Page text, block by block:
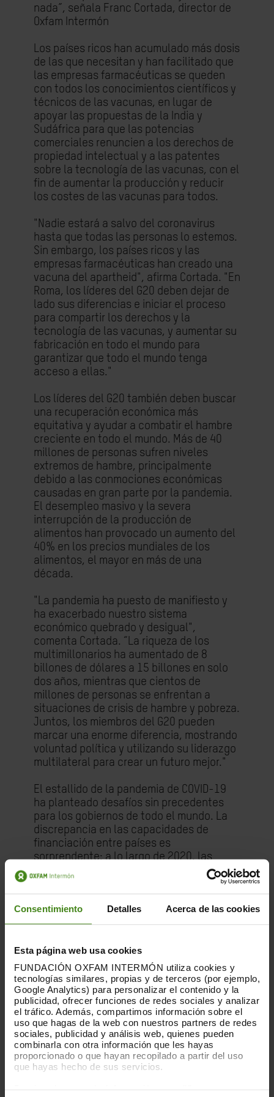
Consentimiento Detalles Acerca de las cookies
Esta página web usa cookies
FUNDACIÓN OXFAM INTERMÓN utiliza cookies y
tecnologías similares, propias y de terceros (por ejemplo,
Google Analytics) para personalizar el contenido y la
publicidad, ofrecer funciones de redes sociales y analizar
el tráfico. Además, compartimos información sobre el
uso que hagas de la web con nuestros partners de redes
sociales, publicidad y análisis web, quienes pueden
combinarla con otra información que les hayas
proporcionado o que hayan recopilado a partir del uso
que hayas hecho de sus servicios.
nada”, señala Franc Cortada, director de
Oxfam Intermón
Los países ricos han acumulado más dosis
de las que necesitan y han facilitado que
las empresas farmacéuticas se queden
con todos los conocimientos científicos y
técnicos de las vacunas, en lugar de
apoyar las propuestas de la India y
Sudáfrica para que las potencias
comerciales renuncien a los derechos de
propiedad intelectual y a las patentes
sobre la tecnología de las vacunas, con el
fin de aumentar la producción y reducir
los costes de las vacunas para todos.
"Nadie estará a salvo del coronavirus
hasta que todas las personas lo estemos.
Sin embargo, los países ricos y las
empresas farmacéuticas han creado una
vacuna del apartheid", afirma Cortada. "En
Roma, los líderes del G20 deben dejar de
lado sus diferencias e iniciar el proceso
para compartir los derechos y la
tecnología de las vacunas, y aumentar su
fabricación en todo el mundo para
garantizar que todo el mundo tenga
acceso a ellas."
Los líderes del G20 también deben buscar
una recuperación económica más
equitativa y ayudar a combatir el hambre
creciente en todo el mundo. Más de 40
millones de personas sufren niveles
extremos de hambre, principalmente
debido a las conmociones económicas
causadas en gran parte por la pandemia.
El desempleo masivo y la severa
interrupción de la producción de
alimentos han provocado un aumento del
40% en los precios mundiales de los
alimentos, el mayor en más de una
década.
"La pandemia ha puesto de manifiesto y
ha exacerbado nuestro sistema
económico quebrado y desigual",
comenta Cortada. “La riqueza de los
multimillonarios ha aumentado de 8
billones de dólares a 15 billones en solo
dos años, mientras que cientos de
millones de personas se enfrentan a
situaciones de crisis de hambre y pobreza.
Juntos, los miembros del G20 pueden
marcar una enorme diferencia, mostrando
voluntad política y utilizando su liderazgo
multilateral para crear un futuro mejor."
El estallido de la pandemia de COVID-19
ha planteado desafíos sin precedentes
para los gobiernos de todo el mundo. La
discrepancia en las capacidades de
financiación entre países es
sorprendente: a lo largo de 2020, las
economías avanzadas gastaron alrededor
del 20% de su PIB combinado para apoyar
a su población, mientras que el apoyo de
los mercados emergentes y de los países
de bajos ingresos se situó en solo el 5% y
exige una actuación inmediata por parte
del G20 para abordar, de manera
equitativa y eficaz, las limitaciones
causadas por los altos niveles de
endeudamiento y la escasez de recursos
internos en los contextos más vulnerables
del mundo.
Oxfam Intermón también reclama la
actuación del G20 para hacer frente a la